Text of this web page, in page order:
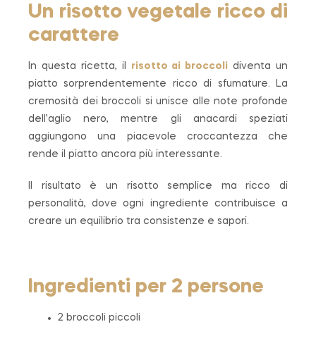
Un risotto vegetale ricco di
carattere
In questa ricetta, il risotto ai broccoli diventa un
piatto sorprendentemente ricco di sfumature. La
cremosità dei broccoli si unisce alle note profonde
dell’aglio nero, mentre gli anacardi speziati
aggiungono una piacevole croccantezza che
rende il piatto ancora più interessante.
Il risultato è un risotto semplice ma ricco di
personalità, dove ogni ingrediente contribuisce a
creare un equilibrio tra consistenze e sapori.
Ingredienti per 2 persone
2 broccoli piccoli